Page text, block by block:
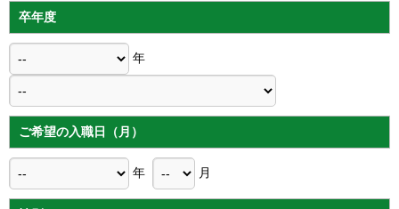
卒年度
年
ご希望の入職日（月）
年 月